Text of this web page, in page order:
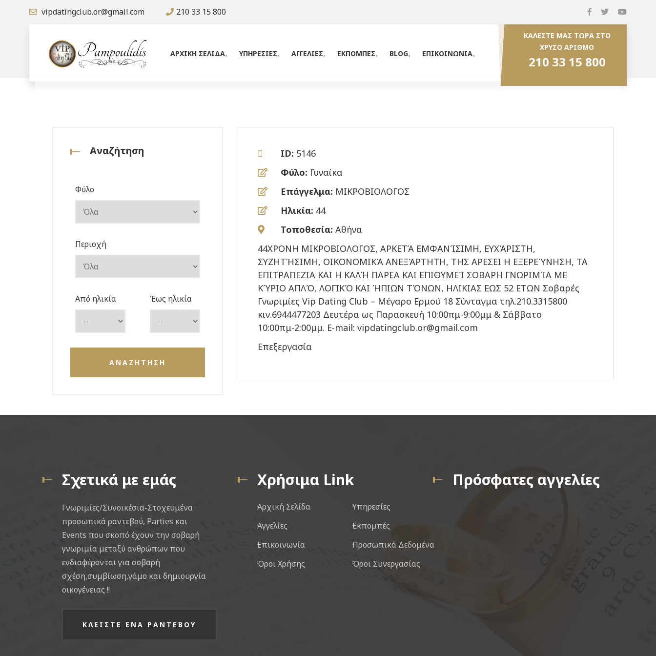
vipdatingclub.or@gmail.com 210 33 15 800
ΑΡΧΙΚΗ ΣΕΛΙΔΑ ΥΠΗΡΕΣΙΕΣ ΑΓΓΕΛΙΕΣ ΕΚΠΟΜΠΕΣ BLOG ΕΠΙΚΟΙΝΩΝΙΑ
ΚΑΛΕΣΤΕ ΜΑΣ ΤΩΡΑ ΣΤΟ
ΧΡΥΣΟ ΑΡΙΘΜΟ
210 33 15 800
Αναζήτηση
Φύλο
Περιοχή
Από ηλικία Έως ηλικία
ΑΝΑΖΗΤΗΣΗ
ID: 5146
Φύλο: Γυναίκα
Επάγγελμα: ΜΙΚΡΟΒΙΟΛΟΓΟΣ
Ηλικία: 44
Τοποθεσία: Αθήνα
44ΧΡΟΝΗ ΜΙΚΡΟΒΙΟΛΟΓΟΣ, ΑΡΚΕΤΆ ΕΜΦΑΝΊΣΙΜΗ, ΕΥΧΆΡΙΣΤΗ,
ΣΥΖΗΤΉΣΙΜΗ, ΟΙΚΟΝΟΜΙΚΆ ΑΝΕΞΆΡΤΗΤΗ, ΤΗΣ ΑΡΕΣΕΙ Η ΕΞΕΡΕΎΝΗΣΗ, ΤΑ
ΕΠΙΤΡΑΠΕΖΙΑ ΚΑΙ Η ΚΑΛΉ ΠΑΡΕΑ ΚΑΙ ΕΠΙΘΥΜΕΊ ΣΟΒΑΡΗ ΓΝΩΡΙΜΊΑ ΜΕ
ΚΎΡΙΟ ΑΠΛΌ, ΛΟΓΙΚΌ ΚΑΙ ΉΠΙΩΝ ΤΌΝΩΝ, ΗΛΙΚΙΑΣ ΕΩΣ 52 ΕΤΩΝ Σοβαρές
Γνωριμίες Vip Dating Club – Μέγαρο Ερμού 18 Σύνταγμα τηλ.210.3315800
κιν.6944477203 Δευτέρα ως Παρασκευή 10:00πμ-9:00μμ & Σάββατο
10:00πμ-2:00μμ. E-mail: vipdatingclub.or@gmail.com
Επεξεργασία
Σχετικά με εμάς
Γνωριμίες/Συνοικέσια-Στοχευμένα
προσωπικά ραντεβού, Parties και
Events που σκοπό έχουν την σοβαρή
γνωριμία μεταξύ ανθρώπων που
ενδιαφέρονται για σοβαρή
σχέση,συμβίωση,γάμο και δημιουργία
οικογένειας !!
ΚΛΕΙΣΤΕ ΕΝΑ ΡΑΝΤΕΒΟΥ
Χρήσιμα Link
Αρχική Σελίδα
Υπηρεσίες
Αγγελίες
Εκπομπές
Επικοινωνία
Προσωπικά Δεδομένα
Όροι Χρήσης
Όροι Συνεργασίας
Πρόσφατες αγγελίες